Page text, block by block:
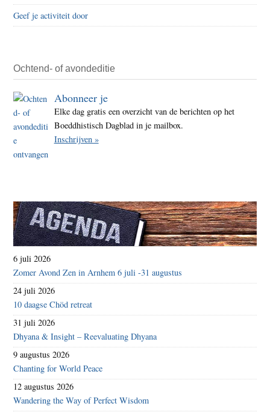
Geef je activiteit door
Ochtend- of avondeditie
Abonneer je
Elke dag gratis een overzicht van de berichten op het
Boeddhistisch Dagblad in je mailbox.
Inschrijven »
6 juli 2026
Zomer Avond Zen in Arnhem 6 juli -31 augustus
24 juli 2026
10 daagse Chöd retreat
31 juli 2026
Dhyana & Insight – Reevaluating Dhyana
9 augustus 2026
Chanting for World Peace
12 augustus 2026
Wandering the Way of Perfect Wisdom